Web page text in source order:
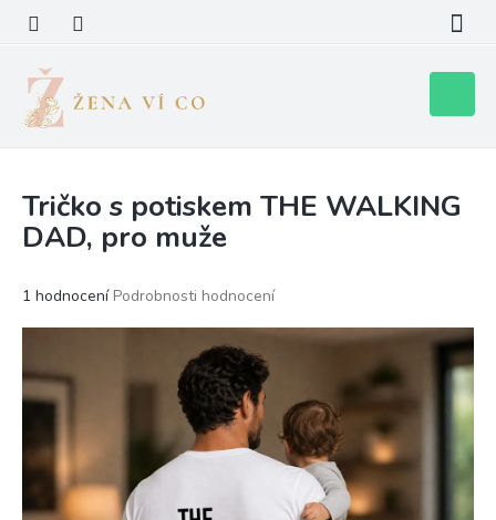
obsah
košík
Tričko s potiskem THE WALKING
DAD, pro muže
Průměrné
5,0
z
hvězdiček.
1 hodnocení Podrobnosti hodnocení